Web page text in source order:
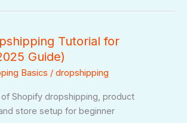
Tutorial for
Guide)
Basics / dropshipping
Shopify dropshipping, product
store setup for beginner